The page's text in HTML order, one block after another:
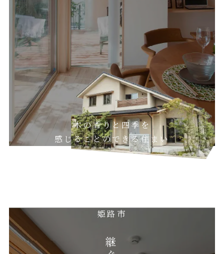
木の香りと四季を
感じることのできる住まい
姫路市